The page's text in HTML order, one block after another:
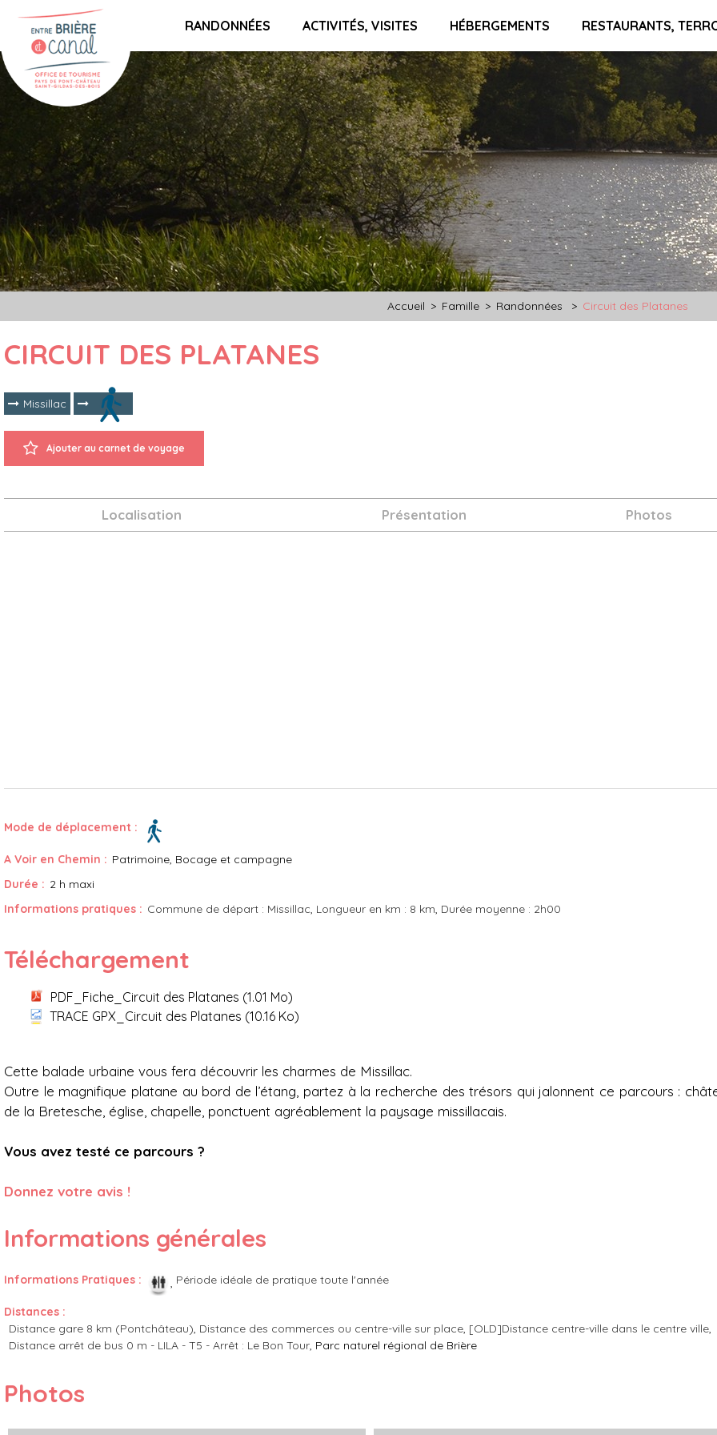
RANDONNÉES ACTIVITÉS, VISITES HÉBERGEMENTS RESTAURANTS,
Accueil > Famille > Randonnées > Circuit des Platanes
CIRCUIT DES PLATANES
Missillac
Ajouter au carnet de voyage
Localisation Présentation Photos
Mode de déplacement :
A Voir en Chemin : Patrimoine Bocage et campagne
Durée : 2 h maxi
Informations pratiques : Commune de départ : Missillac Longueur en km : 8 km Durée moyenne : 2h00
Téléchargement
PDF_Fiche_Circuit des Platanes (1.01 Mo)
TRACE GPX_Circuit des Platanes (10.16 Ko)
Cette balade urbaine vous fera découvrir les charmes de Missillac.
Outre le magnifique platane au bord de l’étang, partez à la recherche des trésors qui jalonnent ce parcours :
de la Bretesche, église, chapelle, ponctuent agréablement la paysage missillacais.
Vous avez testé ce parcours ?
Donnez votre avis !
Informations générales
Informations Pratiques : Période idéale de pratique toute l'année
Distances :
Distance gare 8 km (Pontchâteau) Distance des commerces ou centre-ville sur place [OLD]Distance centre-ville dans le centre ville
Distance arrêt de bus 0 m - LILA - T5 - Arrêt : Le Bon Tour Parc naturel régional de Brière
Photos